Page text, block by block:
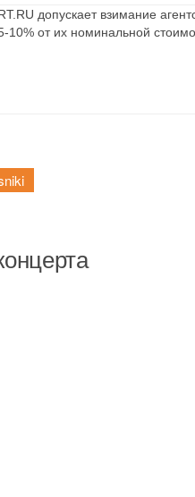
допускает взимание
10% от их номинальной